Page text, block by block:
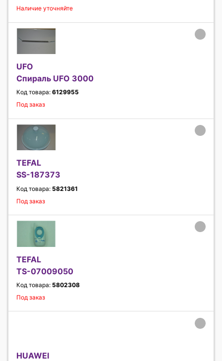
Наличие уточняйте
UFO
Спираль UFO 3000
Код товара: 6129955
Под заказ
TEFAL
SS-187373
Код товара: 5821361
Под заказ
TEFAL
TS-07009050
Код товара: 5802308
Под заказ
HUAWEI